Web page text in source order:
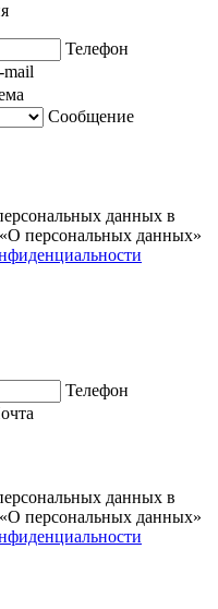
Телефон
mail
Сообщение
данных в
персональных данных»
Телефон
данных в
персональных данных»